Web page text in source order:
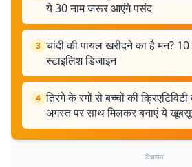
ये 30 नाम जरूर आएंगे पसंद
3 चांदी की पायल खरीदने का है मन? 10
स्टाइलिश डिजाइन
4 तिरंगे के रंगों से बच्चों की
अगस्त पर साथ मिलकर बनाएं ये
विज्ञापन